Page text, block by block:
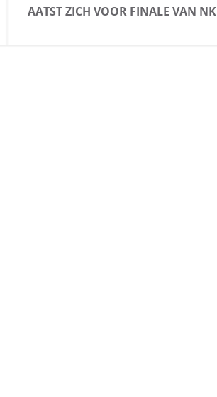
AATST ZICH VOOR FINALE VAN NK